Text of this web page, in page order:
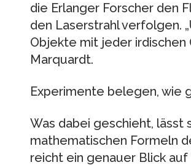
die Erlanger Forscher den
den Laserstrahl verfolgen.
Objekte mit jeder irdischen
Marquardt.
Experimente belegen, wie
Was dabei geschieht, lässt
mathematischen Formeln
reicht ein genauer Blick